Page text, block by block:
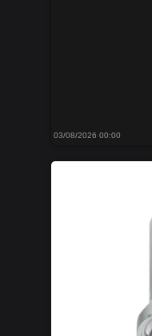
03/08/2026 00:00